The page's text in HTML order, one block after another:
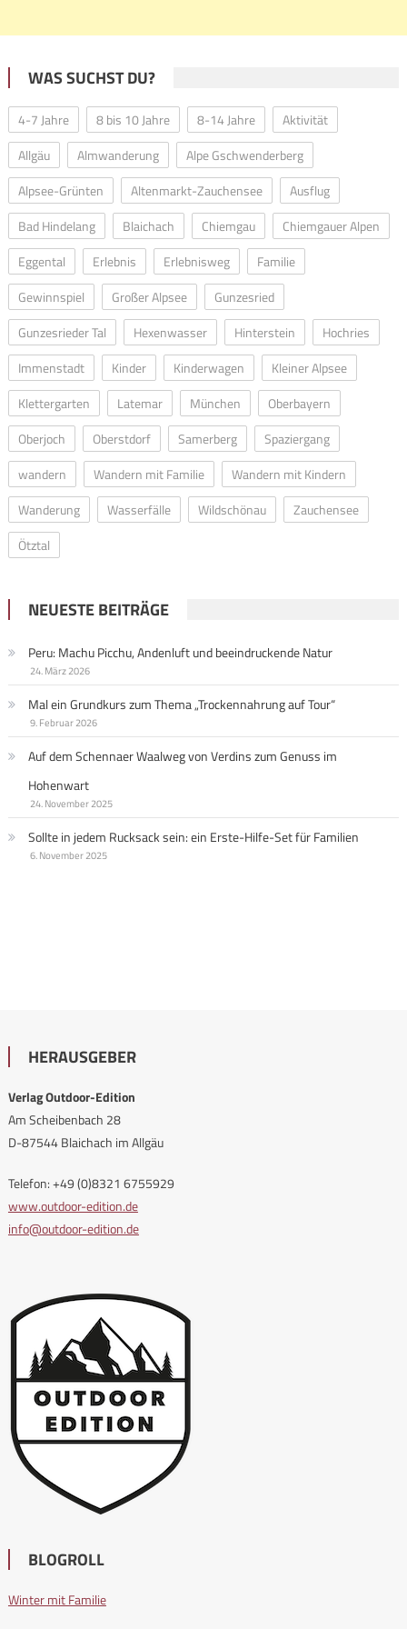
WAS SUCHST DU?
4-7 Jahre 8 bis 10 Jahre 8-14 Jahre
Aktivität
Allgäu
Almwanderung
Alpe Gschwenderberg
Alpsee-Grünten
Altenmarkt-Zauchensee
Ausflug
Bad Hindelang
Blaichach Chiemgau
Chiemgauer Alpen
Eggental
Erlebnis Erlebnisweg
Familie
Gewinnspiel
Großer Alpsee
Gunzesried
Gunzesrieder Tal
Hexenwasser Hinterstein
Hochries
Immenstadt
Kinder Kinderwagen
Kleiner Alpsee
Klettergarten
Latemar München
Oberbayern
Oberjoch
Oberstdorf Samerberg
Spaziergang
wandern
Wandern mit Familie
Wandern mit Kindern
Wanderung
Wasserfälle Wildschönau
Zauchensee
Ötztal
NEUESTE BEITRÄGE
Peru: Machu Picchu, Andenluft und beeindruckende Natur
24. März 2026
Mal ein Grundkurs zum Thema „Trockennahrung auf Tour“
9. Februar 2026
Auf dem Schennaer Waalweg von Verdins zum Genuss im
Hohenwart
24. November 2025
Sollte in jedem Rucksack sein: ein Erste-Hilfe-Set für Familien
6. November 2025
HERAUSGEBER
Verlag Outdoor-Edition
Am Scheibenbach 28
D-87544 Blaichach im Allgäu
Telefon: +49 (0)8321 6755929
www.outdoor-edition.de
info@outdoor-edition.de
BLOGROLL
Winter mit Familie